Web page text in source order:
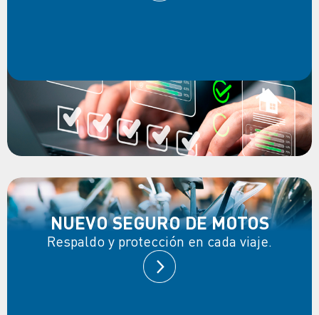
NUEVO SEGURO DE MOTOS
Respaldo y protección en cada viaje.